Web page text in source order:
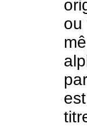
ou